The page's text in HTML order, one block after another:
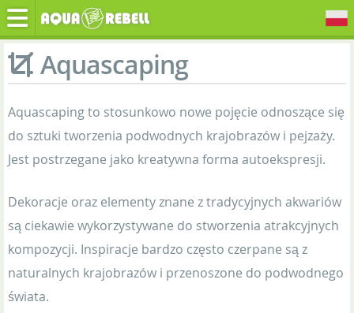
Aquascaping
Aquascaping to stosunkowo nowe pojęcie odnoszące się
do sztuki tworzenia podwodnych krajobrazów i pejzaży.
Jest postrzegane jako kreatywna forma autoekspresji.
Dekoracje oraz elementy znane z tradycyjnych akwariów
są ciekawie wykorzystywane do stworzenia atrakcyjnych
kompozycji. Inspiracje bardzo często czerpane są z
naturalnych krajobrazów i przenoszone do podwodnego
świata.